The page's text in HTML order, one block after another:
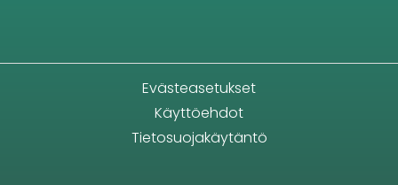
Evästeasetukset
Käyttöehdot
Tietosuojakäytäntö